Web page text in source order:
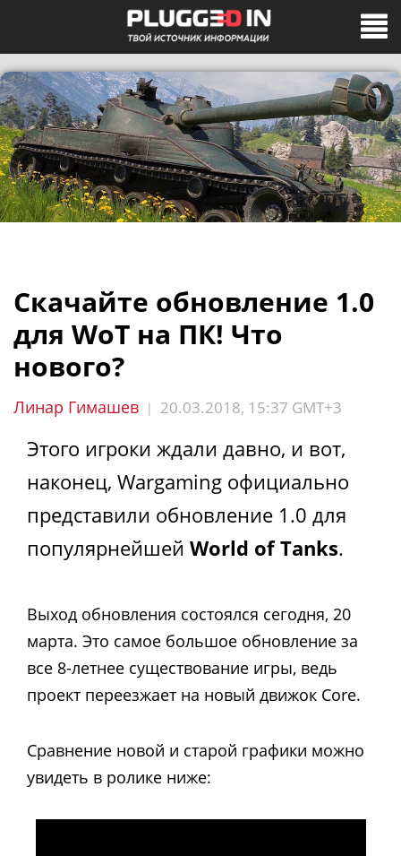
Скачайте обновление 1.0
для WoT на ПК! Что
нового?
Линар Гимашев | 20.03.2018, 15:37 GMT+3
Этого игроки ждали давно, и вот,
наконец, Wargaming официально
представили обновление 1.0 для
популярнейшей World of Tanks.
Выход обновления состоялся сегодня, 20
марта. Это самое большое обновление за
все 8-летнее существование игры, ведь
проект переезжает на новый движок Core.
Сравнение новой и старой графики можно
увидеть в ролике ниже: